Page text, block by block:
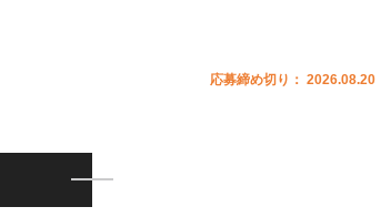
応募締め切り： 2026.08.20